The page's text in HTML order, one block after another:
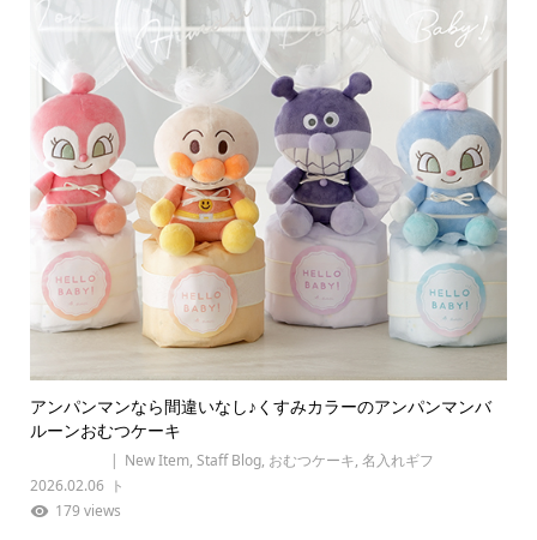
アンパンマンなら間違いなし♪くすみカラーのアンパンマンバ
ルーンおむつケーキ
2026.02.06
New Item, Staff Blog, おむつケーキ, 名入れギフ
ト
179 views